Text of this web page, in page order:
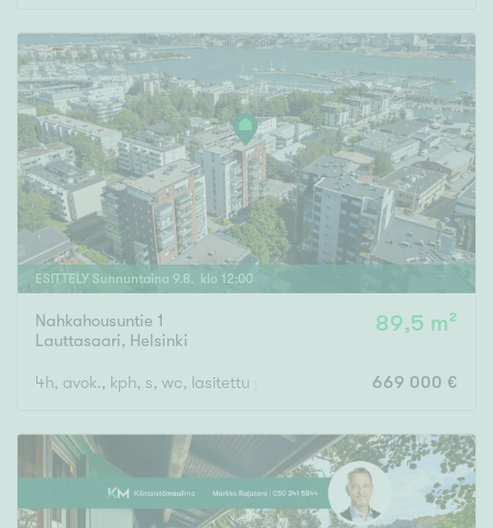
Rakennusvuosi
Uudiskohteet
Vain uudiskohteet Ei uudiskohteita
Arvokohteet
Vain arvokohteet Ei arvokohteita
Kunto
Hyvä
Tyydyttävä
ESITTELY Sunnuntaina 9.8. klo 12:00
Nahkahousuntie 1
Lauttasaari, Helsinki
89,5 m²
4h, avok., kph, s, wc, lasitettu parveke 669 000 €